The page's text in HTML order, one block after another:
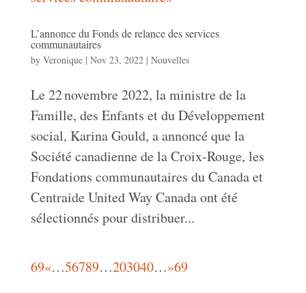
L’annonce du Fonds de relance des services
communautaires
by Veronique| Nov 23, 2022| Nouvelles
Le 22 novembre 2022, la ministre de la
Famille, des Enfants et du Développement
social, Karina Gould, a annoncé que la
Société canadienne de la Croix-Rouge, les
Fondations communautaires du Canada et
Centraide United Way Canada ont été
sélectionnés pour distribuer...
69«…56789…203040…»69